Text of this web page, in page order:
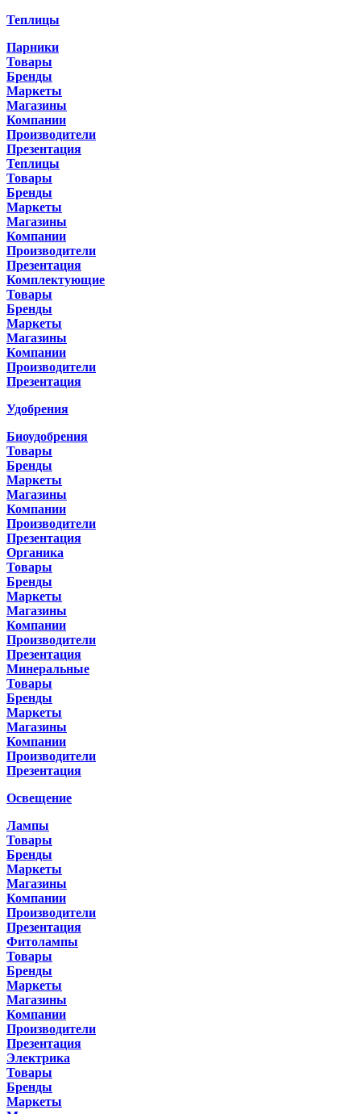
Теплицы
Парники
Товары
Бренды
Маркеты
Магазины
Компании
Производители
Презентация
Теплицы
Товары
Бренды
Маркеты
Магазины
Компании
Производители
Презентация
Комплектующие
Товары
Бренды
Маркеты
Магазины
Компании
Производители
Презентация
Удобрения
Биоудобрения
Товары
Бренды
Маркеты
Магазины
Компании
Производители
Презентация
Органика
Товары
Бренды
Маркеты
Магазины
Компании
Производители
Презентация
Минеральные
Товары
Бренды
Маркеты
Магазины
Компании
Производители
Презентация
Освещение
Лампы
Товары
Бренды
Маркеты
Магазины
Компании
Производители
Презентация
Фитолампы
Товары
Бренды
Маркеты
Магазины
Компании
Производители
Презентация
Электрика
Товары
Бренды
Маркеты